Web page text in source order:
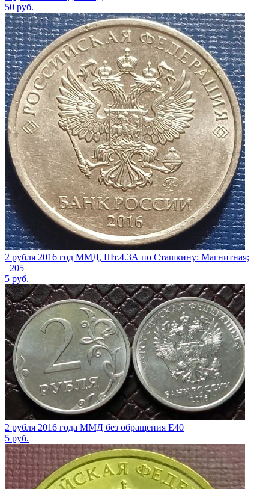
50 руб.
2 рубля 2016 год ММД, Шт.4.3А по Сташкину: Магнитная;
_205_
5 руб.
2 рубля 2016 года ММД без обращения Е40
5 руб.